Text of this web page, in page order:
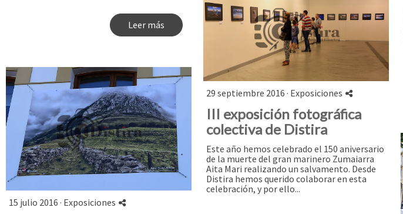
Leer más
29 septiembre 2016 · Exposiciones
III exposición fotográfica
colectiva de Distira
Este año hemos celebrado el 150 aniversario
de la muerte del gran marinero Zumaiarra
Aita Mari realizando un salvamento. Desde
Distira hemos querido colaborar en esta
celebración, y por ello...
15 julio 2016 · Exposiciones